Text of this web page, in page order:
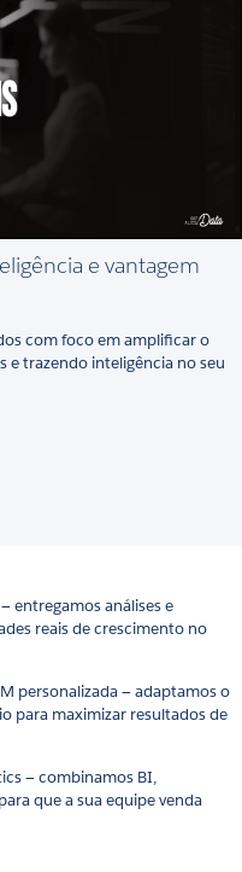
e vantagem
com foco em amplificar o
e trazendo inteligência no seu
entregamos análises e
reais de crescimento no
personalizada — adaptamos o
para maximizar resultados de
— combinamos BI,
que a sua equipe venda